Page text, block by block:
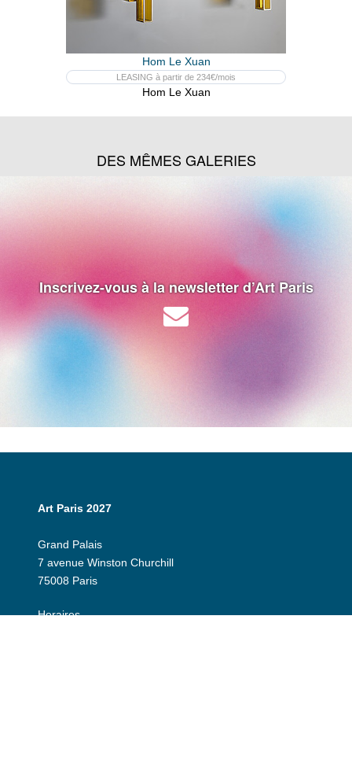
Hom Le Xuan
LEASING à partir de 234€/mois
Hom Le Xuan
DES MÊMES GALERIES
Inscrivez-vous à la newsletter d’Art Paris
Art Paris 2027
Grand Palais
7 avenue Winston Churchill
75008 Paris
Horaires